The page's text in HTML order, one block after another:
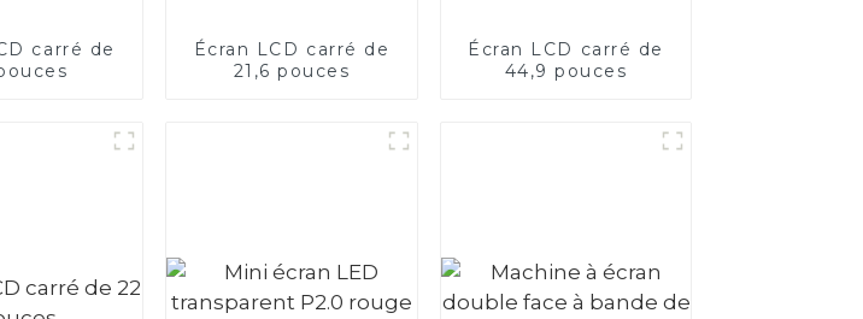
carré de
Écran LCD carré de
21,6 pouces
Écran LCD carré de
44,9 pouces